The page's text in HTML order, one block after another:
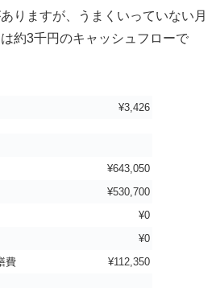
りますが、うまくいっていない月
約3千円のキャッシュフローで
¥3,426
¥643,050
¥530,700
¥0
¥0
費
¥112,350